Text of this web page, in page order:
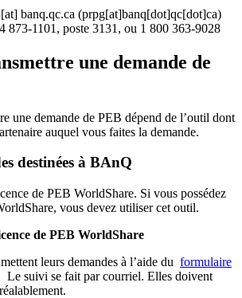
[at] banq.qc.ca (prpg[at]banq[dot]qc[dot]ca)
873-1101, poste 3131, ou 1 800 363-9028
une demande de
une demande de PEB dépend de l’outil dont
auquel vous faites la demande.
destinées à BAnQ
de PEB WorldShare. Si vous possédez
vous devez utiliser cet outil.
de PEB WorldShare
leurs demandes à l’aide du formulaire
Le suivi se fait par courriel. Elles doivent